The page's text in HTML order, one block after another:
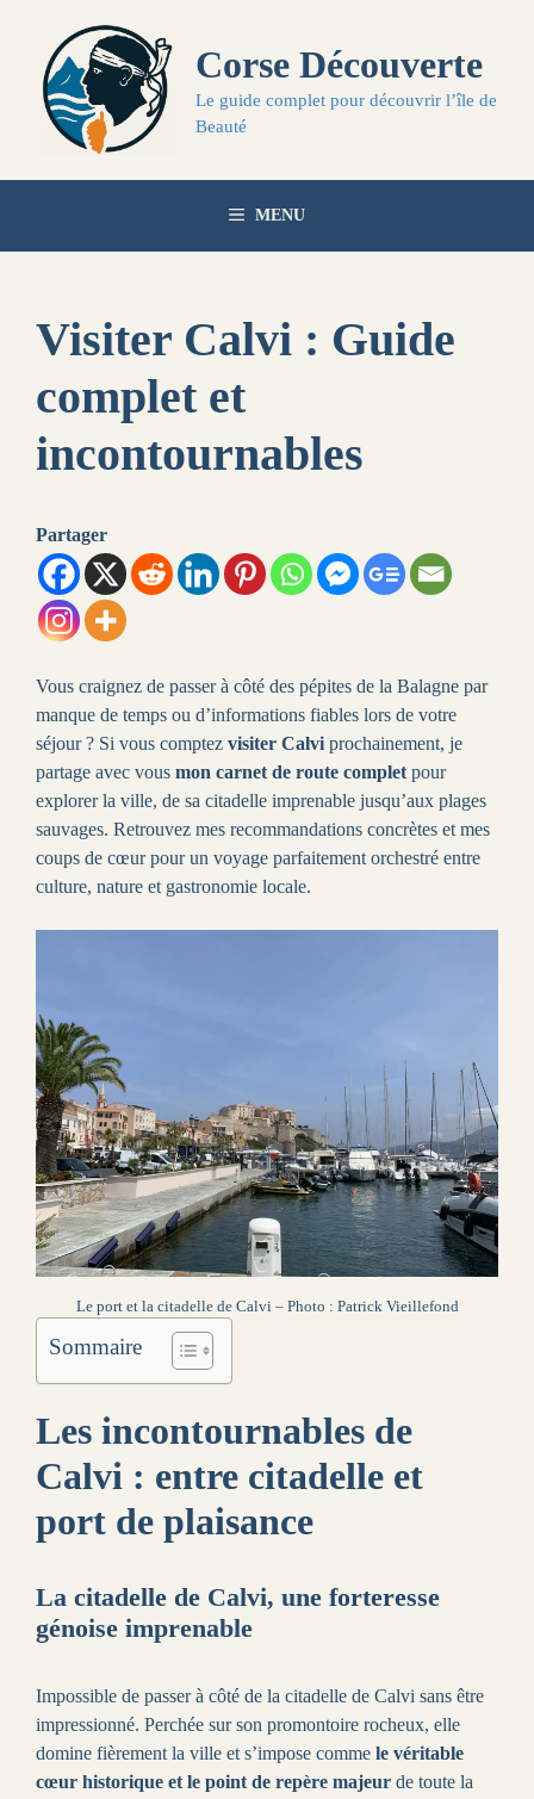
contenu
Corse Découverte
Le guide complet pour découvrir l’île de
Beauté
MENU
Visiter Calvi : Guide
complet et
incontournables
Partager
Vous craignez de passer à côté des pépites de la Balagne par
manque de temps ou d’informations fiables lors de votre
séjour ? Si vous comptez visiter Calvi prochainement, je
partage avec vous mon carnet de route complet pour
explorer la ville, de sa citadelle imprenable jusqu’aux plages
sauvages. Retrouvez mes recommandations concrètes et mes
coups de cœur pour un voyage parfaitement orchestré entre
culture, nature et gastronomie locale.
Le port et la citadelle de Calvi – Photo : Patrick Vieillefond
Sommaire
Les incontournables de
Calvi : entre citadelle et
port de plaisance
La citadelle de Calvi, une forteresse
génoise imprenable
Impossible de passer à côté de la citadelle de Calvi sans être
impressionné. Perchée sur son promontoire rocheux, elle
domine fièrement la ville et s’impose comme le véritable
cœur historique et le point de repère majeur de toute la